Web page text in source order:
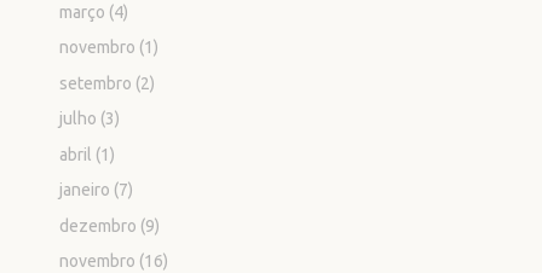
março (4)
novembro (1)
setembro (2)
julho (3)
abril (1)
janeiro (7)
dezembro (9)
novembro (16)